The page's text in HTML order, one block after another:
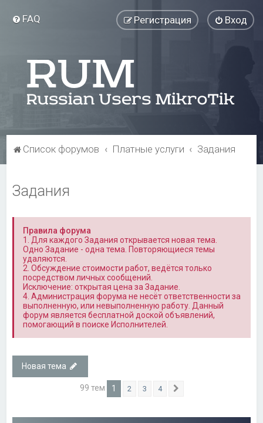
FAQ Вход
Регистрация
Список форумов Платные услуги Задания
Задания
Правила форума
1. Для каждого Задания открывается новая тема.
Одно Задание - одна тема. Повторяющиеся темы
удаляются.
2. Обсуждение стоимости работ, ведётся только
посредством личных сообщений.
Исключение: открытая цена за Задание.
4. Администрация форума не несёт ответственности за
выполненную, или невыполненную работу. Данный
форум является бесплатной доской объявлений,
помогающий в поиске Исполнителей.
Новая тема
99 тем 1 2 3 4